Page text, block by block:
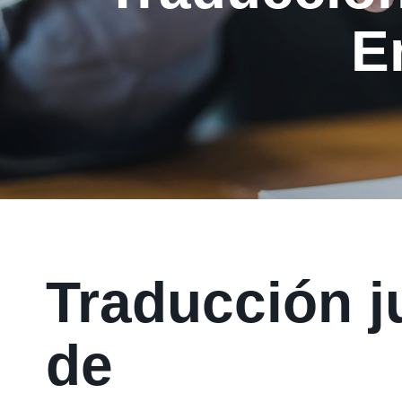
Traducción
de